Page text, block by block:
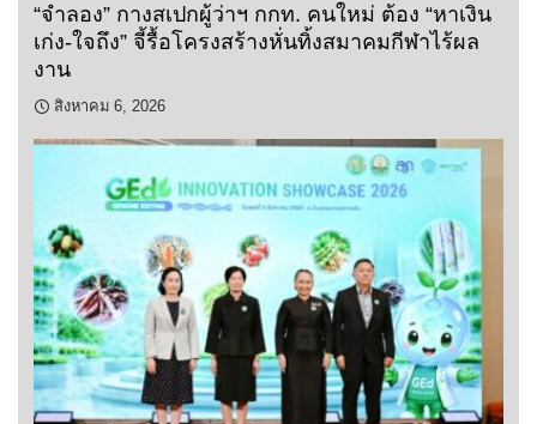
“จำลอง” กางสเปกผู้ว่าฯ กกท. คนใหม่ ต้อง “หาเงิน
เก่ง-ใจถึง” จี้รื้อโครงสร้างหั่นทิ้งสมาคมกีฬาไร้ผล
งาน
สิงหาคม 6, 2026